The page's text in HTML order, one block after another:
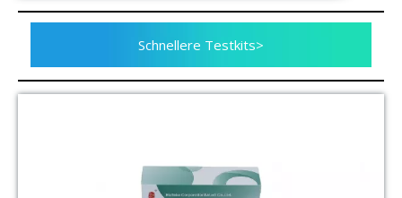
Schnellere Testkits>